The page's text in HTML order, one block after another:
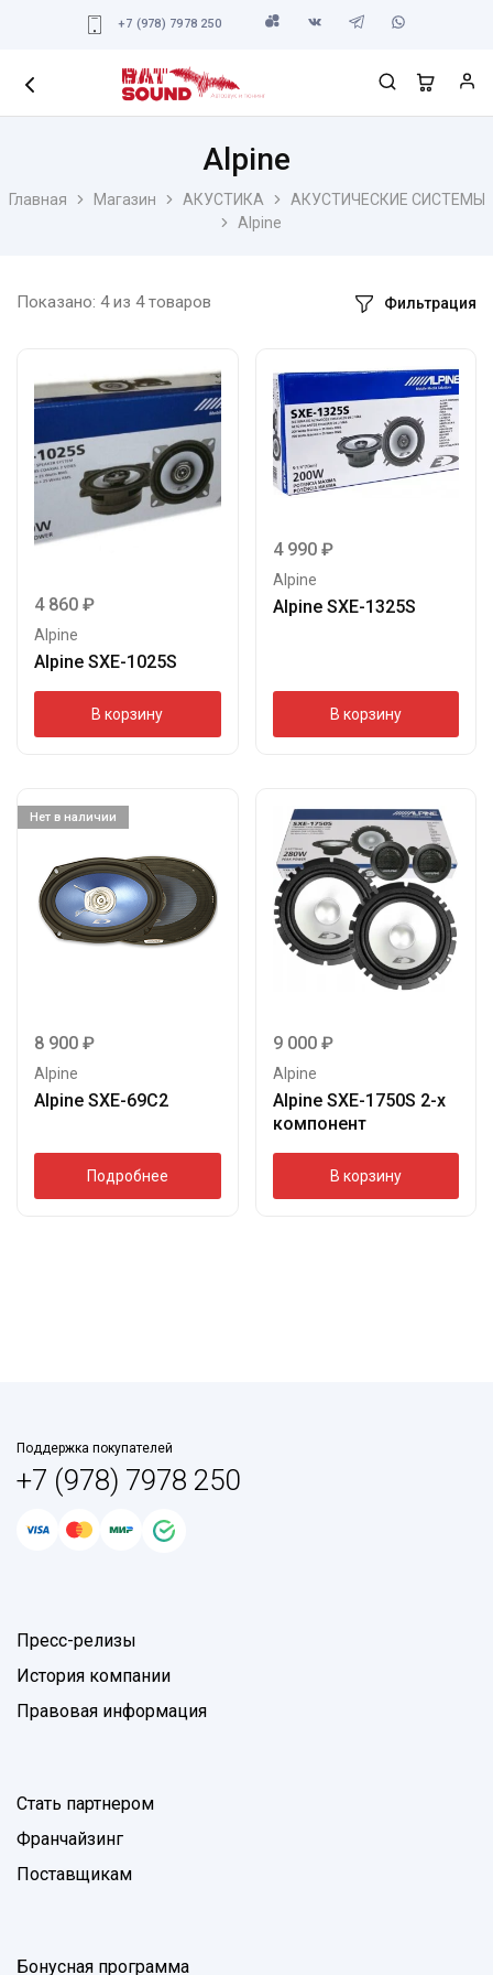
+7 (978) 7978 250
Главная Магазин АКУСТИКА
АКУСТИЧЕСКИЕ СИСТЕМЫ
Alpine
Alpine
Показано: 4из 4товаров Фильтрация
4 860 ₽
Alpine
Alpine SXE-1025S
В корзину
4 990 ₽
Alpine
Alpine SXE-1325S
В корзину
Нет в наличии
8 900 ₽
Alpine
Alpine SXE-69C2
Подробнее
9 000 ₽
Alpine
Alpine SXE-1750S 2-х
компонент
В корзину
Поддержка покупателей
+7 (978) 7978 250
Пресс-релизы
История компании
Правовая информация
Стать партнером
Франчайзинг
Поставщикам
Бонусная программа